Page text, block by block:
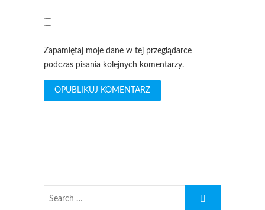
Zapamiętaj moje dane w tej przeglądarce
podczas pisania kolejnych komentarzy.